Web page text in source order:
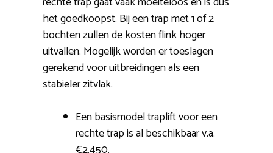
het goedkoopst. Bij een trap met 1 of 2
bochten zullen de kosten flink hoger
uitvallen. Mogelijk worden er toeslagen
gerekend voor uitbreidingen als een
stabieler zitvlak.
Een basismodel traplift voor een
rechte trap is al beschikbaar v.a.